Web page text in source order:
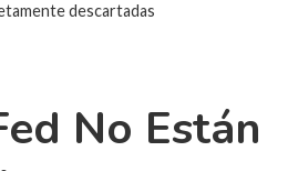
descartadas
No Están